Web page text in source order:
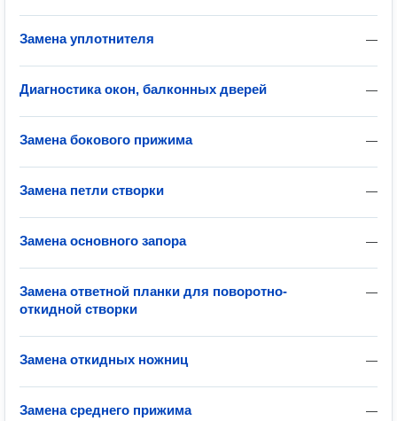
—
Замена уплотнителя
—
Диагностика окон, балконных дверей
—
Замена бокового прижима
—
Замена петли створки
—
Замена основного запора
—
Замена ответной планки для поворотно-
откидной створки
—
Замена откидных ножниц
—
Замена среднего прижима